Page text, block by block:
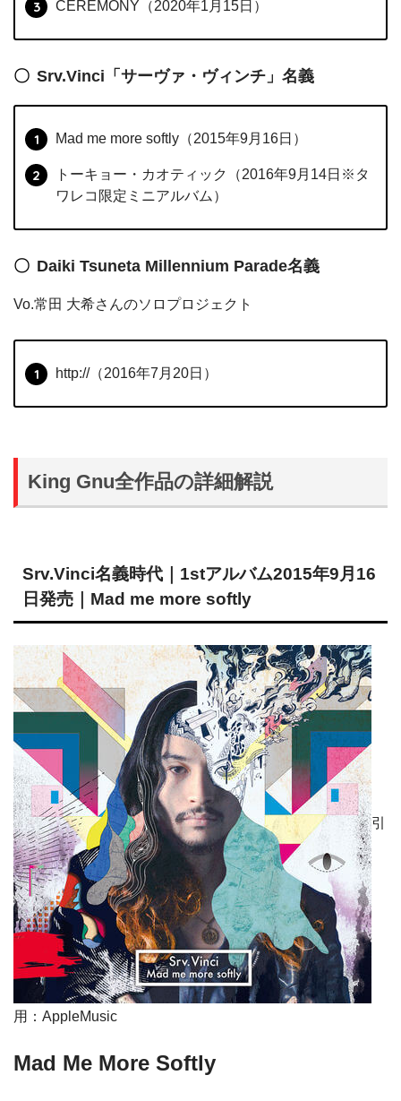
CEREMONY（2020年1月15日）
Srv.Vinci「サーヴァ・ヴィンチ」名義
Mad me more softly（2015年9月16日）
トーキョー・カオティック（2016年9月14日※タ
ワレコ限定ミニアルバム）
Daiki Tsuneta Millennium Parade名義
Vo.常田 大希さんのソロプロジェクト
http://（2016年7月20日）
King Gnu全作品の詳細解説
Srv.Vinci名義時代｜ 1stアルバム2015年9月16
日発売 ｜Mad me more softly
引
用：AppleMusic
Mad Me More Softly